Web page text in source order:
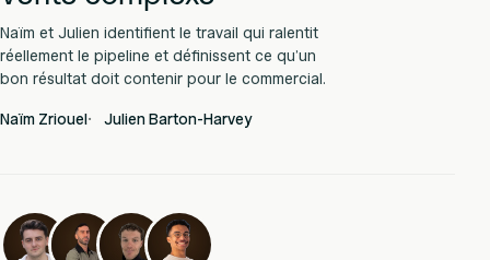
Naïm et Julien identifient le travail qui ralentit
réellement le pipeline et définissent ce qu’un
bon résultat doit contenir pour le commercial.
Naïm Zriouel Julien Barton-Harvey